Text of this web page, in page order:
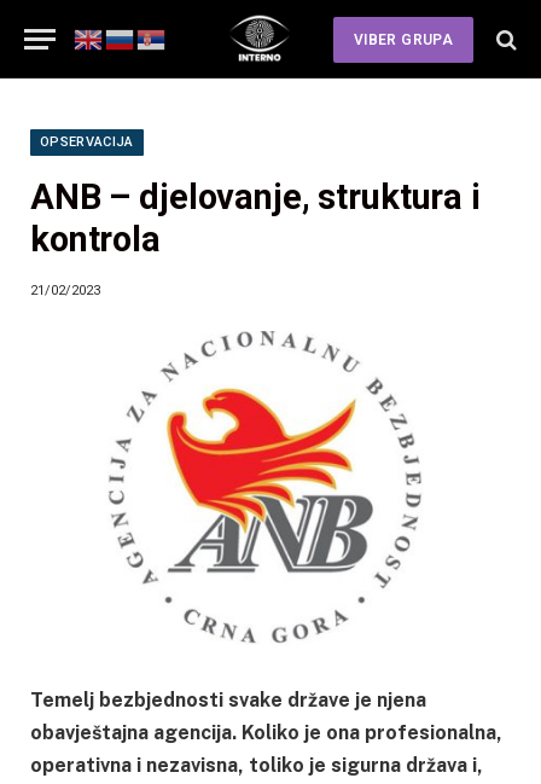
VIBER GRUPA
OPSERVACIJA
ANB – djelovanje, struktura i
kontrola
21/02/2023
Temelj bezbjednosti svake države je njena
obavještajna agencija. Koliko je ona profesionalna,
operativna i nezavisna, toliko je sigurna država i,